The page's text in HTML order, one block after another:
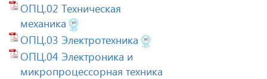
ОПЦ.02 Техническая
механика
ОПЦ.03 Электротехника
ОПЦ.04 Электроника и
микропроцессорная техника